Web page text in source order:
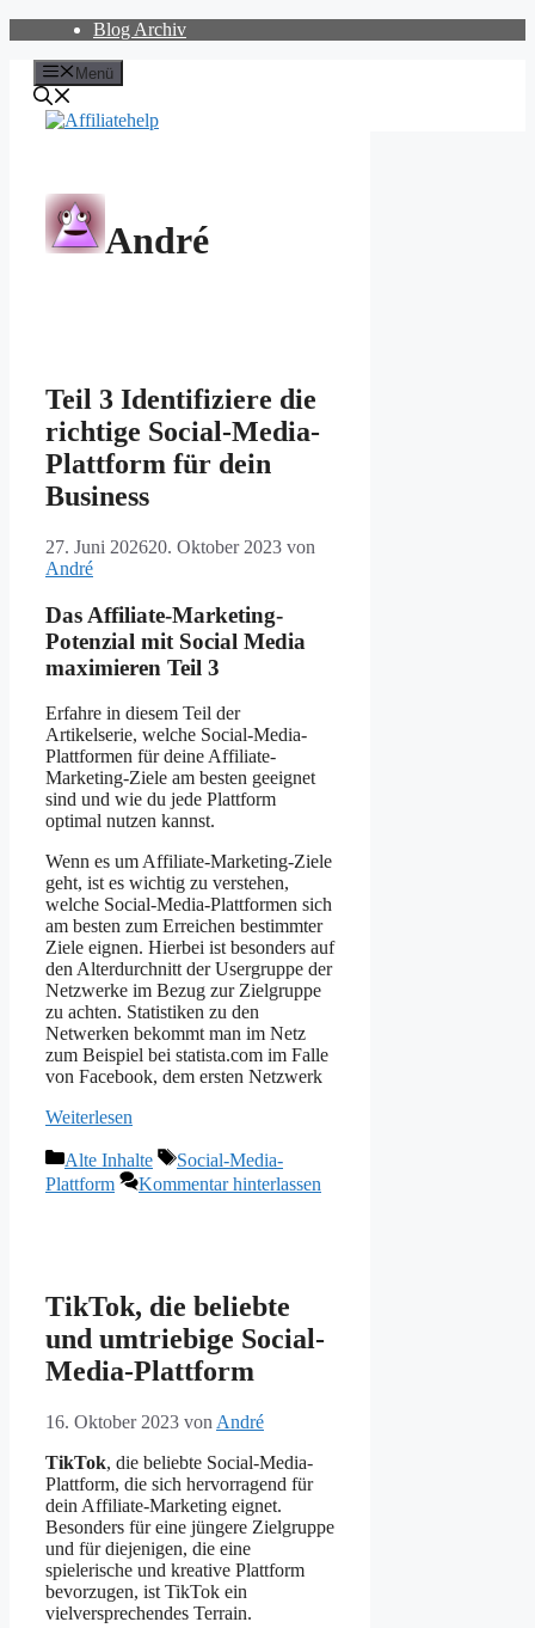
springen
Blog Archiv
Menü
André
Teil 3 Identifiziere die
richtige Social-Media-
Plattform für dein
Business
27. Juni 202620. Oktober 2023 von
André
Das Affiliate-Marketing-
Potenzial mit Social Media
maximieren Teil 3
Erfahre in diesem Teil der
Artikelserie, welche Social-Media-
Plattformen für deine Affiliate-
Marketing-Ziele am besten geeignet
sind und wie du jede Plattform
optimal nutzen kannst.
Wenn es um Affiliate-Marketing-Ziele
geht, ist es wichtig zu verstehen,
welche Social-Media-Plattformen sich
am besten zum Erreichen bestimmter
Ziele eignen. Hierbei ist besonders auf
den Alterdurchnitt der Usergruppe der
Netzwerke im Bezug zur Zielgruppe
zu achten. Statistiken zu den
Netwerken bekommt man im Netz
zum Beispiel bei statista.com im Falle
von Facebook, dem ersten Netzwerk
Weiterlesen
Kategorien
Alte Inhalte Schlagwörter
Social-Media-
Plattform
Kommentar hinterlassen
TikTok, die beliebte
und umtriebige Social-
Media-Plattform
16. Oktober 2023 von André
TikTok, die beliebte Social-Media-
Plattform, die sich hervorragend für
dein Affiliate-Marketing eignet.
Besonders für eine jüngere Zielgruppe
und für diejenigen, die eine
spielerische und kreative Plattform
bevorzugen, ist TikTok ein
vielversprechendes Terrain.